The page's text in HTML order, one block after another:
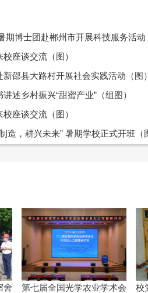
期博士团赴郴州市开展科技服务活
座谈交流（图）
邵县大路村开展社会实践活动（图
述乡村振兴“甜蜜产业”（组图）
座谈交流（图）
造，耕兴未来” 暑期学校正式开班（
第七届全国光学农业学术会
校党委